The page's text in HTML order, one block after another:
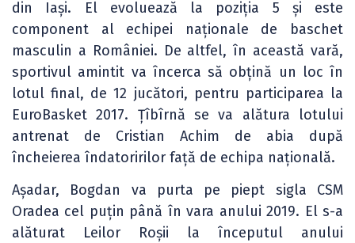
din Iași. El evoluează la poziția 5 și este
component al echipei naționale de baschet
masculin a României. De altfel, în această vară,
sportivul amintit va încerca să obțină un loc în
lotul final, de 12 jucători, pentru participarea la
EuroBasket 2017. Țîbîrnă se va alătura lotului
antrenat de Cristian Achim de abia după
încheierea îndatoririlor față de echipa națională.
Așadar, Bogdan va purta pe piept sigla CSM
Oradea cel puțin până în vara anului 2019. El s-a
alăturat Leilor Roșii la începutul anului